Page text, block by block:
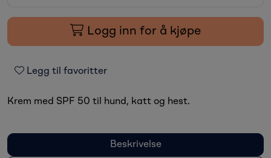
Logg inn for å kjøpe
Legg til favoritter
Krem med SPF 50 til hund, katt og hest.
Beskrivelse